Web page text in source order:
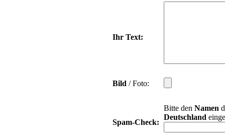
Ihr Text:
Bild / Foto:
Spam-Check:
Bitte den Namen
Deutschland